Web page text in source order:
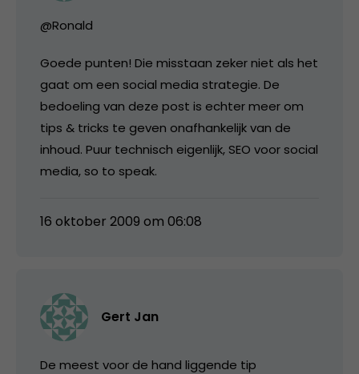
@Ronald
Goede punten! Die misstaan zeker niet als het
gaat om een social media strategie. De
bedoeling van deze post is echter meer om
tips & tricks te geven onafhankelijk van de
inhoud. Puur technisch eigenlijk, SEO voor social
media, so to speak.
16 oktober 2009 om 06:08
Gert Jan
De meest voor de hand liggende tip